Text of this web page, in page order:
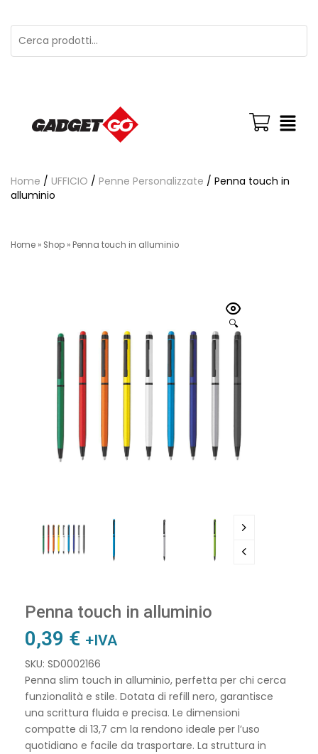
Home / UFFICIO / Penne Personalizzate / Penna touch in
alluminio
Home » Shop » Penna touch in alluminio
🔍
Penna touch in alluminio
0,39 € +IVA
SKU: SD0002166
Penna slim touch in alluminio, perfetta per chi cerca
funzionalità e stile. Dotata di refill nero, garantisce
una scrittura fluida e precisa. Le dimensioni
compatte di 13,7 cm la rendono ideale per l’uso
quotidiano e facile da trasportare. La struttura in